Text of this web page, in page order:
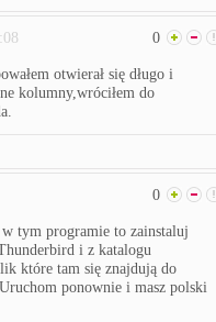
0
otwierał się długo i
kolumny,wróciłem do
0
tym programie to zainstaluj
i z katalogu
które tam się znajdują do
ponownie i masz polski